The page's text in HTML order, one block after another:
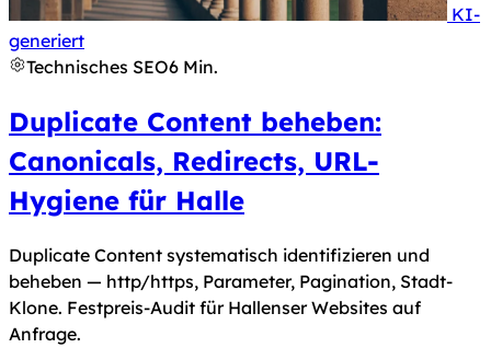
KI-
generiertHinweis nach Art. 50 KI-Verordnung: Dieses
Technisches SEO6 Min.
Duplicate Content beheben:
Canonicals, Redirects, URL-
Hygiene für Halle
Duplicate Content systematisch identifizieren und
beheben — http/https, Parameter, Pagination, Stadt-
Klone. Festpreis-Audit für Hallenser Websites auf
Anfrage.